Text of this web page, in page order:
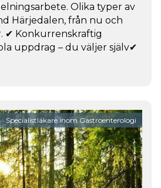
Olika typer av
Härjedalen, från nu och
✔ Konkurrenskraftig
uppdrag – du väljer själv✔
Specialistläkare inom Gastroenterologi